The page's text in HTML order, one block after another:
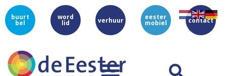
buurt
bel
word
lid verhuur eester
mobiel contact